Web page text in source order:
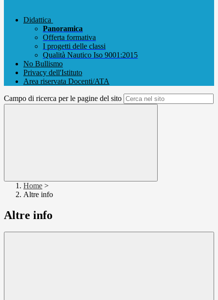
Didattica
Panoramica
Offerta formativa
I progetti delle classi
Qualità Nautico Iso 9001:2015
No Bullismo
Privacy dell'Istituto
Area riservata Docenti/ATA
Campo di ricerca per le pagine del sito
Home >
Altre info
Altre info